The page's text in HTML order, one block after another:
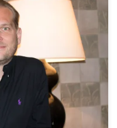
Arbeiten oder
hinter jeder Ecke.
alle faulen Leute!
von
nachher. Wenn es um
geht, stehen auch […]